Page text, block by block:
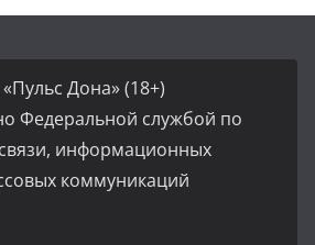
Дона» (18+)
Федеральной службой по
информационных
коммуникаций